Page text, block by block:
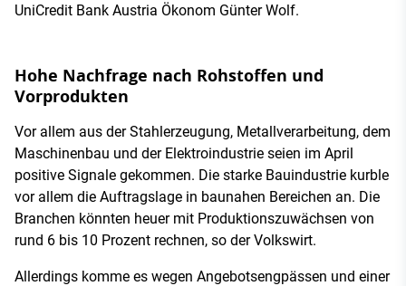
UniCredit Bank Austria Ökonom Günter Wolf.
Hohe Nachfrage nach Rohstoffen und
Vorprodukten
Vor allem aus der Stahlerzeugung, Metallverarbeitung, dem
Maschinenbau und der Elektroindustrie seien im April
positive Signale gekommen. Die starke Bauindustrie kurble
vor allem die Auftragslage in baunahen Bereichen an. Die
Branchen könnten heuer mit Produktionszuwächsen von
rund 6 bis 10 Prozent rechnen, so der Volkswirt.
Allerdings komme es wegen Angebotsengpässen und einer